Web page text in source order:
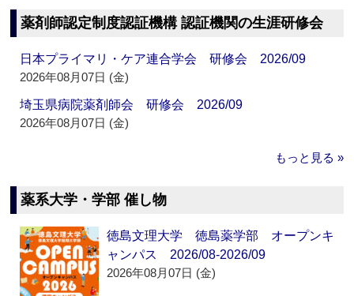
薬剤師認定制度認証機構 認証機関の生涯研修会
日本プライマリ・ケア連合学会 研修会 2026/09
2026年08月07日 (金)
埼玉県病院薬剤師会 研修会 2026/09
2026年08月07日 (金)
もっと見る »
薬系大学・学部 催し物
徳島文理大学 徳島薬学部 オープンキ
ャンパス 2026/08-2026/09
2026年08月07日 (金)